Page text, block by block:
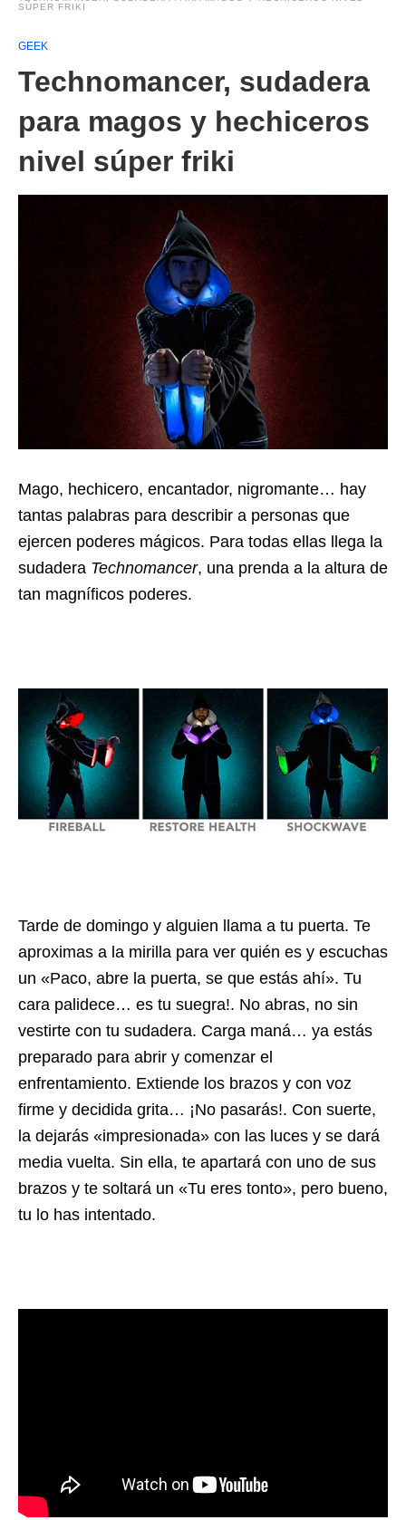
SÚPER FRIKI
GEEK
Technomancer, sudadera
para magos y hechiceros
nivel súper friki
Mago, hechicero, encantador, nigromante… hay
tantas palabras para describir a personas que
ejercen poderes mágicos. Para todas ellas llega la
sudadera Technomancer, una prenda a la altura de
tan magníficos poderes.
Tarde de domingo y alguien llama a tu puerta. Te
aproximas a la mirilla para ver quién es y escuchas
un «Paco, abre la puerta, se que estás ahí». Tu
cara palidece… es tu suegra!. No abras, no sin
vestirte con tu sudadera. Carga maná… ya estás
preparado para abrir y comenzar el
enfrentamiento. Extiende los brazos y con voz
firme y decidida grita… ¡No pasarás!. Con suerte,
la dejarás «impresionada» con las luces y se dará
media vuelta. Sin ella, te apartará con uno de sus
brazos y te soltará un «Tu eres tonto», pero bueno,
tu lo has intentado.